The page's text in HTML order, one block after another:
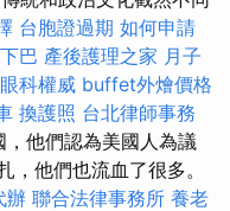
台胞證過期 如何申請
巴 產後護理之家 月子
眼科權威 buffet外燴價格
換護照 台北律師事務
他們認為美國人為議
，他們也流血了很多。
辦 聯合法律事務所 養老